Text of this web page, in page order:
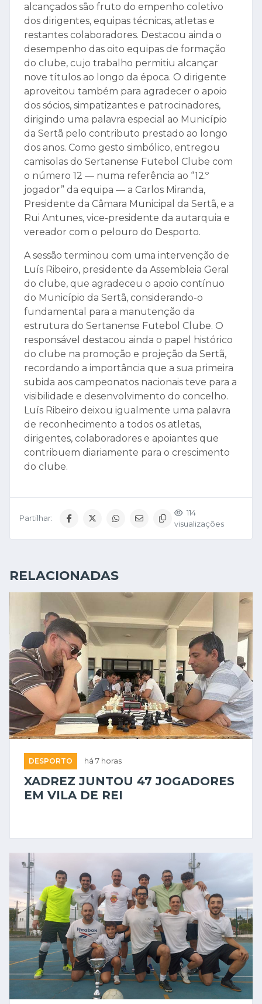
alcançados são fruto do empenho coletivo
dos dirigentes, equipas técnicas, atletas e
restantes colaboradores. Destacou ainda o
desempenho das oito equipas de formação
do clube, cujo trabalho permitiu alcançar
nove títulos ao longo da época. O dirigente
aproveitou também para agradecer o apoio
dos sócios, simpatizantes e patrocinadores,
dirigindo uma palavra especial ao Município
da Sertã pelo contributo prestado ao longo
dos anos. Como gesto simbólico, entregou
camisolas do Sertanense Futebol Clube com
o número 12 — numa referência ao “12.º
jogador” da equipa — a Carlos Miranda,
Presidente da Câmara Municipal da Sertã, e a
Rui Antunes, vice-presidente da autarquia e
vereador com o pelouro do Desporto.
A sessão terminou com uma intervenção de
Luís Ribeiro, presidente da Assembleia Geral
do clube, que agradeceu o apoio contínuo
do Município da Sertã, considerando-o
fundamental para a manutenção da
estrutura do Sertanense Futebol Clube. O
responsável destacou ainda o papel histórico
do clube na promoção e projeção da Sertã,
recordando a importância que a sua primeira
subida aos campeonatos nacionais teve para a
visibilidade e desenvolvimento do concelho.
Luís Ribeiro deixou igualmente uma palavra
de reconhecimento a todos os atletas,
dirigentes, colaboradores e apoiantes que
contribuem diariamente para o crescimento
do clube.
Partilhar:
114
visualizações
RELACIONADAS
DESPORTO há 7 horas
XADREZ JUNTOU 47 JOGADORES
EM VILA DE REI